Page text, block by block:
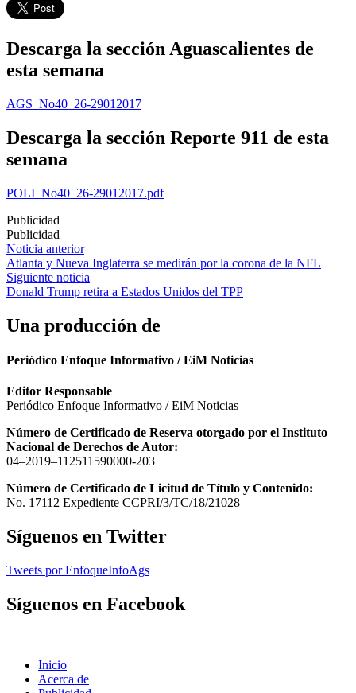
Descarga la sección Aguascalientes de
esta semana
AGS_No40_26-29012017
Descarga la sección Reporte 911 de esta
semana
POLI_No40_26-29012017.pdf
Publicidad
Publicidad
Navegación
de
entradas
Noticia anterior
Atlanta y Nueva Inglaterra se medirán por la corona de la NFL
Siguiente noticia
Donald Trump retira a Estados Unidos del TPP
Una producción de
Periódico Enfoque Informativo / EiM Noticias
Editor Responsable
Periódico Enfoque Informativo / EiM Noticias
Número de Certificado de Reserva otorgado por el Instituto
Nacional de Derechos de Autor:
04–2019–112511590000-203
Número de Certificado de Licitud de Título y Contenido:
No. 17112 Expediente CCPRI/3/TC/18/21028
Síguenos en Twitter
Tweets por EnfoqueInfoAgs
Síguenos en Facebook
Inicio
Acerca de